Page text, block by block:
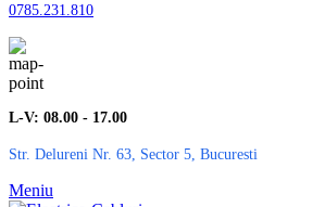
0785.231.810
L-V: 08.00 - 17.00
Str. Delureni Nr. 63, Sector 5, Bucuresti
Meniu